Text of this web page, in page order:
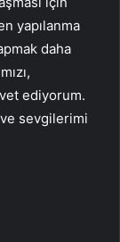
yapılanma
daha
ediyorum.
sevgilerimi